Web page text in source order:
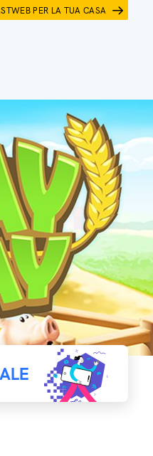
PER LA TUA CASA